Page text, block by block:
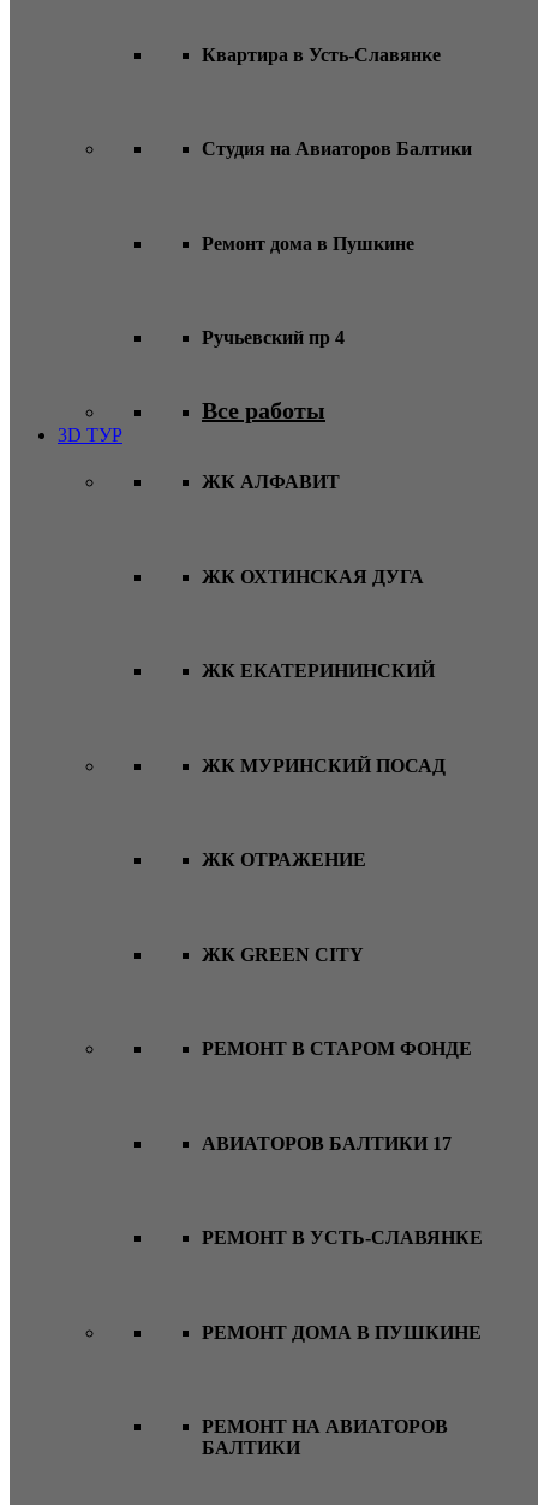
Квартира в Усть-Славянке
Студия на Авиаторов Балтики
Ремонт дома в Пушкине
Ручьевский пр 4
Все работы
3D ТУР
ЖК АЛФАВИТ
ЖК ОХТИНСКАЯ ДУГА
ЖК ЕКАТЕРИНИНСКИЙ
ЖК МУРИНСКИЙ ПОСАД
ЖК ОТРАЖЕНИЕ
ЖК GREEN CITY
РЕМОНТ В СТАРОМ ФОНДЕ
АВИАТОРОВ БАЛТИКИ 17
РЕМОНТ В УСТЬ-СЛАВЯНКЕ
РЕМОНТ ДОМА В ПУШКИНЕ
РЕМОНТ НА АВИАТОРОВ
БАЛТИКИ